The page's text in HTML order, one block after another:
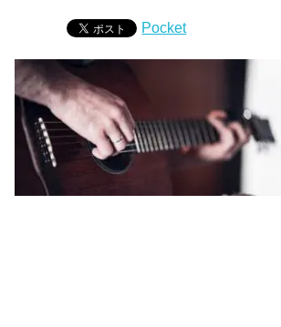
Pocket